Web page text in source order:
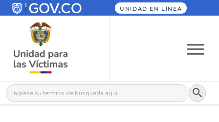
UNIDAD EN LÍNEA
Buscar: Botón